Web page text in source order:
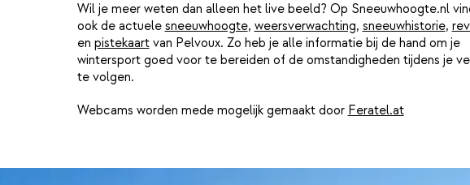
Wil je meer weten dan alleen het live beeld? Op Sneeuwhoogte.nl
ook de actuele sneeuwhoogte, weersverwachting, sneeuwhistorie,
en pistekaartvan Pelvoux. Zo heb je alle informatie bij de hand om je
wintersport goed voor te bereiden of de omstandigheden tijdens je
te volgen.
Webcams worden mede mogelijk gemaakt door Feratel.at